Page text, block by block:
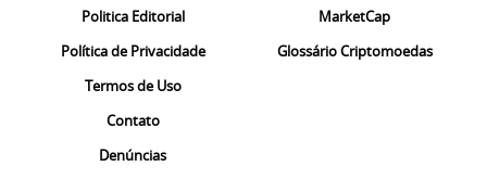
Politica Editorial
Política de Privacidade
Termos de Uso
Contato
Denúncias
MarketCap
Glossário Criptomoedas